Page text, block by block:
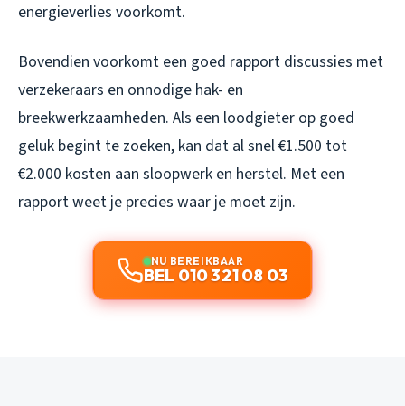
energieverlies voorkomt.
Bovendien voorkomt een goed rapport discussies met
verzekeraars en onnodige hak- en
breekwerkzaamheden. Als een loodgieter op goed
geluk begint te zoeken, kan dat al snel €1.500 tot
€2.000 kosten aan sloopwerk en herstel. Met een
rapport weet je precies waar je moet zijn.
NU BEREIKBAAR
BEL 010 321 08 03